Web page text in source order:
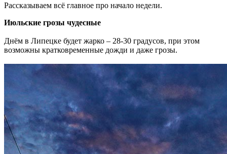
Рассказываем всё главное про начало недели.
Июльские грозы чудесные
Днём в Липецке будет жарко – 28-30 градусов, при этом
возможны кратковременные дожди и даже грозы.